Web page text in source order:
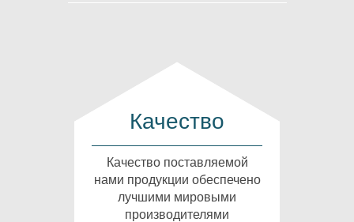
Качество
Качество поставляемой
нами продукции обеспечено
лучшими мировыми
производителями